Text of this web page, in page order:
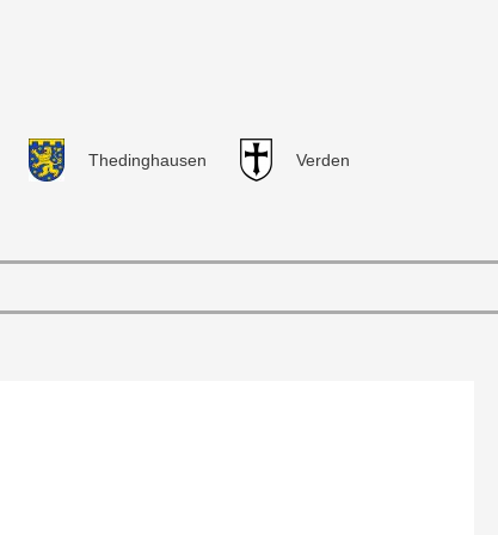
Thedinghausen Verden